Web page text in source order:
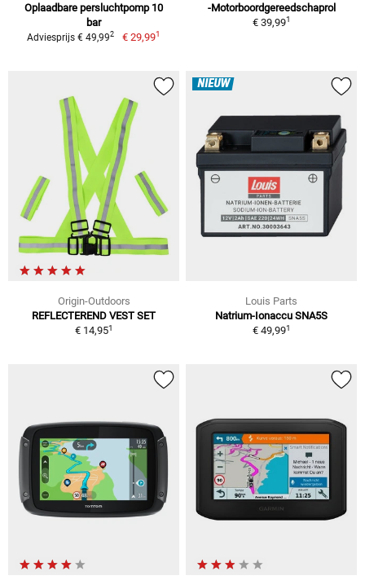
Oplaadbare persluchtpomp 10
bar
Adviesprijs € 49,992 € 29,991
-Motorboordgereedschaprol
€ 39,991
Origin-Outdoors
REFLECTEREND VEST SET
€ 14,951
NIEUW
Louis Parts
Natrium-Ionaccu SNA5S
€ 49,991